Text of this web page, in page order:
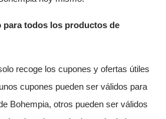
para todos los productos de
recoge los cupones y ofertas útiles
cupones pueden ser válidos para
Bohempia, otros pueden ser válidos